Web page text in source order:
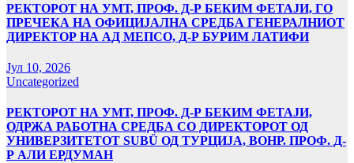
РЕКТОРОТ НА УМТ, ПРОФ. Д-Р БЕКИМ ФЕТАЈИ, ГО
ПРЕЧЕКА НА ОФИЦИЈАЛНА СРЕДБА ГЕНЕРАЛНИОТ
ДИРЕКТОР НА АД МЕПСО, Д-Р БУРИМ ЛАТИФИ
Јул 10, 2026
Uncategorized
РЕКТОРОТ НА УМТ, ПРОФ. Д-Р БЕКИМ ФЕТАЈИ,
ОДРЖА РАБОТНА СРЕДБА СО ДИРЕКТОРОТ ОД
УНИВЕРЗИТЕТОТ SUBÜ ОД ТУРЦИЈА, ВОНР. ПРОФ. Д-
Р АЛИ ЕРДУМАН